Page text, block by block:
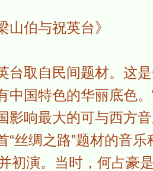
山伯与祝英台》
取自民间题材。这是
中国特色的华丽底色
影响最大的可与西方
“丝绸之路”题材的音
演。当时，何占豪是